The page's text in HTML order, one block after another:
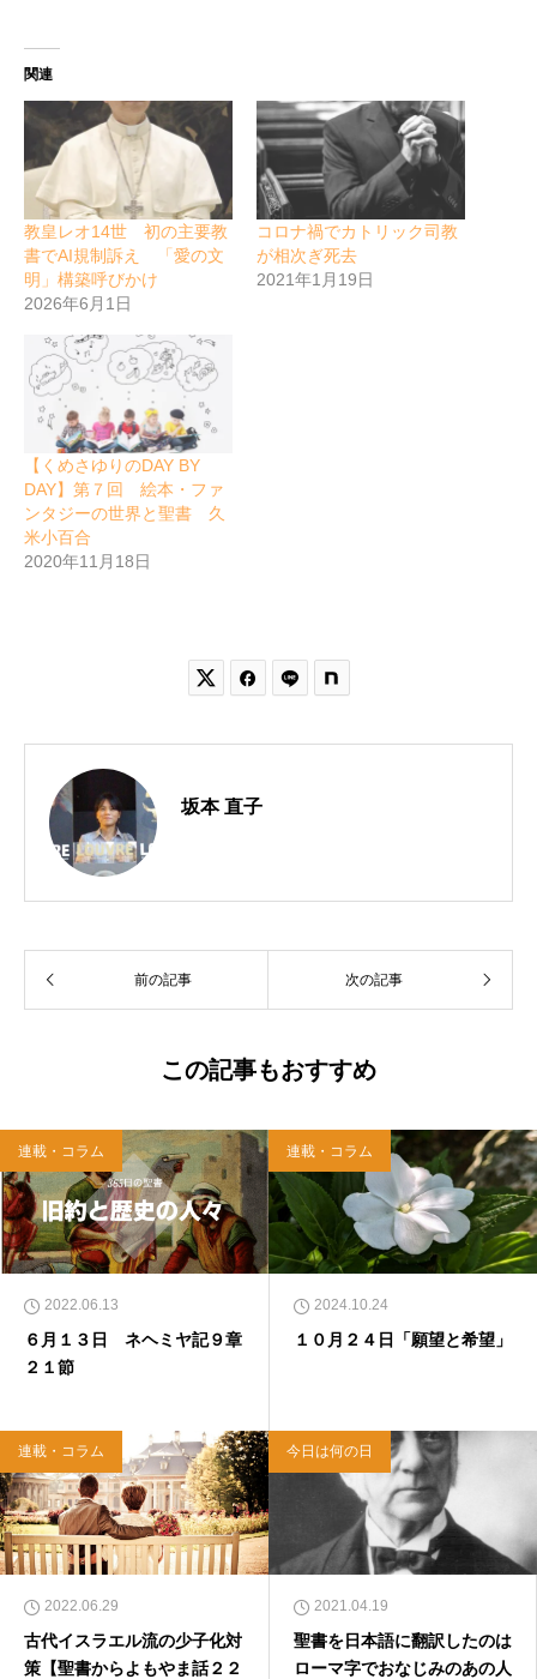
関連
教皇レオ14世 初の主要教
書でAI規制訴え 「愛の文
明」構築呼びかけ
2026年6月1日
コロナ禍でカトリック司教
が相次ぎ死去
2021年1月19日
【くめさゆりのDAY BY
DAY】第７回 絵本・ファ
ンタジーの世界と聖書 久
米小百合
2020年11月18日
 
坂本 直子
前の記事 次の記事
この記事もおすすめ
連載・コラム
2022.06.13
６月１３日 ネヘミヤ記９章
２１節
連載・コラム
2024.10.24
１０月２４日「願望と希望」
連載・コラム
2022.06.29
古代イスラエル流の少子化対
策【聖書からよもやま話２２
今日は何の日
2021.04.19
聖書を日本語に翻訳したのは
ローマ字でおなじみのあの人